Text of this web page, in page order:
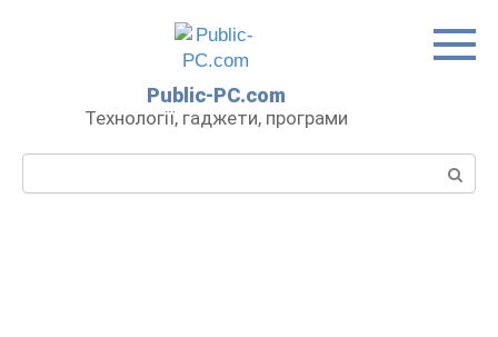
Public-PC.com
Технології, гаджети, програми